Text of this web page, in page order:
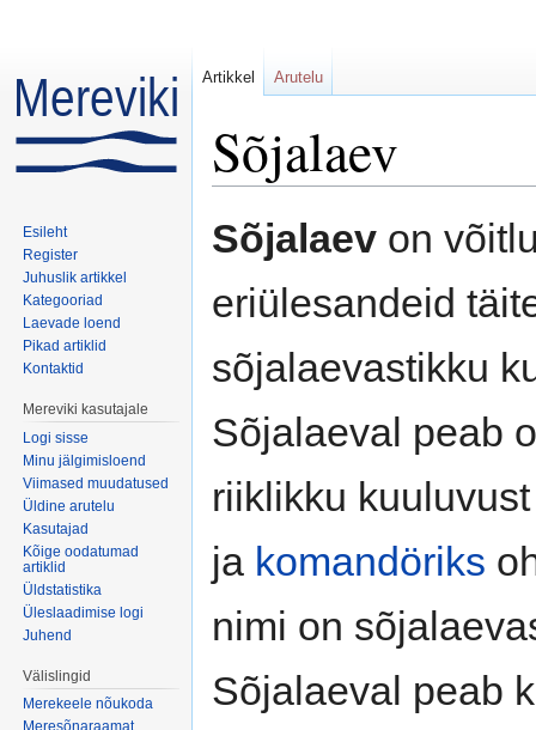
Sõjalaev
Sõjalaev on
eriülesandeid
sõjalaevastikku
Sõjalaeval peab
riiklikku
ja komandöriks
nimi on
Sõjalaeval peab
Artikkel Arutelu
Esileht
Register
Juhuslik artikkel
Kategooriad
Laevade loend
Pikad artiklid
Kontaktid
Mereviki kasutajale
Logi sisse
Minu jälgimisloend
Viimased muudatused
Üldine arutelu
Kasutajad
Kõige oodatumad
artiklid
Üldstatistika
Üleslaadimise logi
Juhend
Välislingid
Merekeele nõukoda